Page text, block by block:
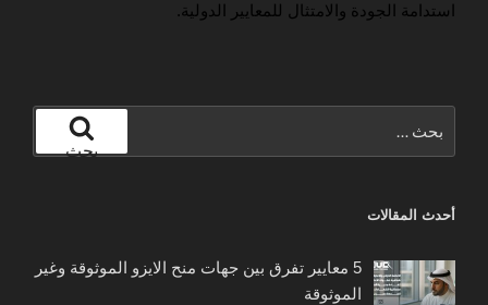
استدامة الجودة والامتثال للمعايير الدولية.
عن:
بحث
أحدث المقالات
5 معايير تفرق بين جهات منح الايزو الموثوقة وغير
الموثوقة